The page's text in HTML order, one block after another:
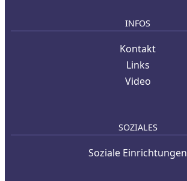
INFOS
Kontakt
Links
Video
SOZIALES
Soziale Einrichtungen